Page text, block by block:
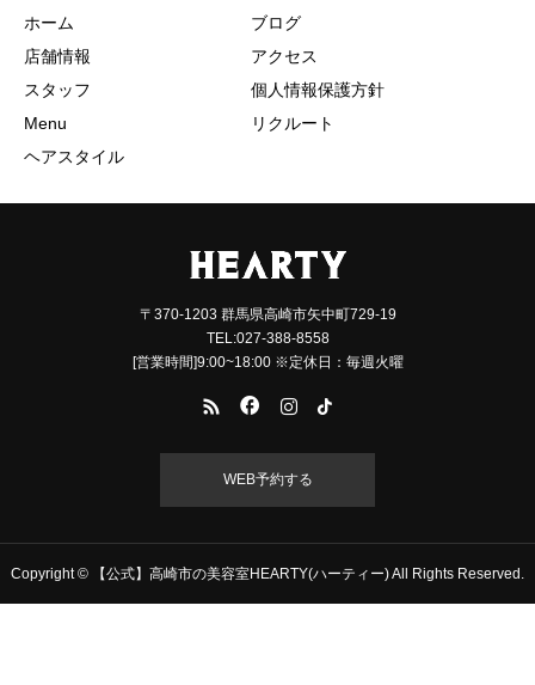
ホーム
店舗情報
スタッフ
Menu
ヘアスタイル
ブログ
アクセス
個人情報保護方針
リクルート
〒370-1203 群馬県高崎市矢中町729-19
TEL:027-388-8558
[営業時間]9:00~18:00 ※定休日：毎週火曜
WEB予約する
Copyright © 【公式】高崎市の美容室HEARTY(ハーティー) All Rights Reserved.